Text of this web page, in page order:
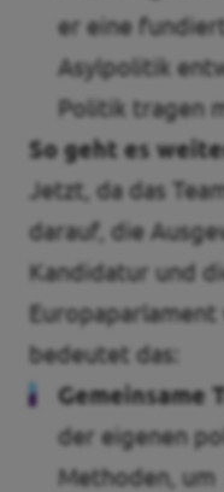
er eine
Asylpolitik
Politik tragen
So geht es
Jetzt, da das
darauf, die
Kandidatur und
bedeutet das:
Gemeinsame
der eigenen
Methoden,